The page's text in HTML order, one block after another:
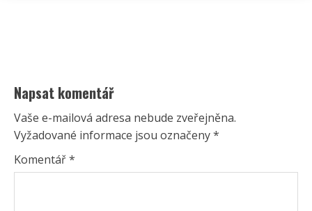
Napsat komentář
Vaše e-mailová adresa nebude zveřejněna.
Vyžadované informace jsou označeny*
Komentář*